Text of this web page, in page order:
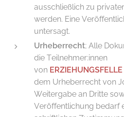
ausschließlich zu
werden. Eine
untersagt.
Urheberrecht; Alle
die Teilnehmer:innen
von ERZIEHUNGSFELLE
dem Urheberrecht von
Weitergabe an Dritte
Veröffentlichung bedarf